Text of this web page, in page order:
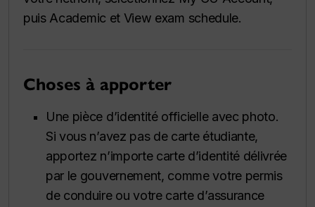
puis Academic et View exam schedule.
Choses à apporter
Une pièce d’identité officielle avec photo.
Si vous n’avez pas de carte étudiante,
apportez n’importe carte d’identité délivrée
par le gouvernement, comme votre permis
de conduire ou votre carte d’assurance